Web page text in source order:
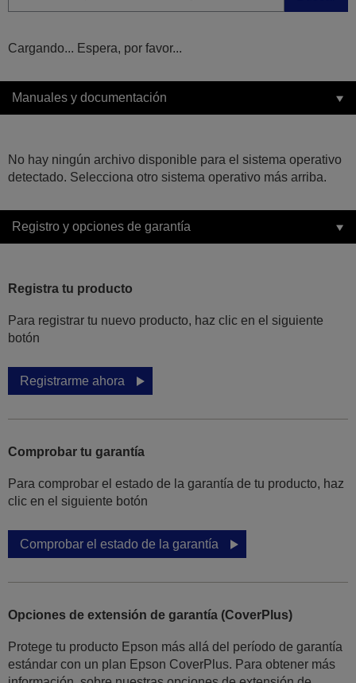
Cargando... Espera, por favor...
Manuales y documentación
No hay ningún archivo disponible para el sistema operativo
detectado. Selecciona otro sistema operativo más arriba.
Registro y opciones de garantía
Registra tu producto
Para registrar tu nuevo producto, haz clic en el siguiente
botón
Registrarme ahora
Comprobar tu garantía
Para comprobar el estado de la garantía de tu producto, haz
clic en el siguiente botón
Comprobar el estado de la garantía
Opciones de extensión de garantía (CoverPlus)
Protege tu producto Epson más allá del período de garantía
estándar con un plan Epson CoverPlus. Para obtener más